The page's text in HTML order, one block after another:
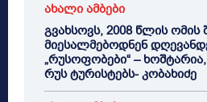
ახალი ამბები
გვახსოვს, 2008 წლის
მიესალმებოდნენ
„რუსოფობები“ –
რუს ტურისტებს- კობახიძე